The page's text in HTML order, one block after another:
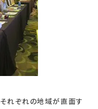
れぞれの地域が直面す